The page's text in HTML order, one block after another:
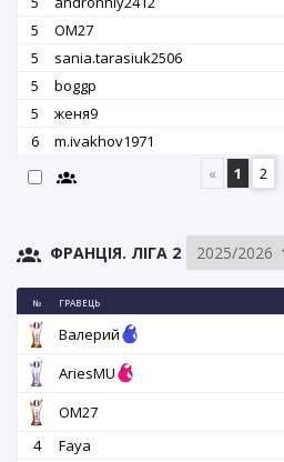
5
OM27
5
sania.tarasiuk2506
5
boggp
5
женя9
6
m.ivakhov1971
«
1 2
ФРАНЦІЯ. ЛІГА 2
№ ГРАВЕЦЬ
Валерий
AriesMU
OM27
4
Faya